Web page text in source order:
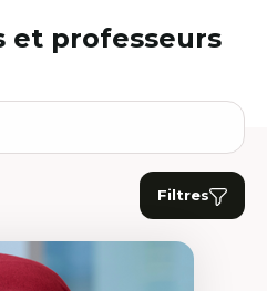
et professeurs
Filtres